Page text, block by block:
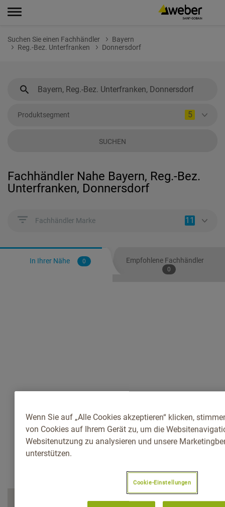
Suchen Sie einen Fachhändler
Bayern
Reg.-Bez. Unterfranken
Donnersdorf
Produktsegment 5
SUCHEN
Fachhändler Nahe Bayern, Reg.-Bez.
Unterfranken, Donnersdorf
Fachhändler Marke 11
In Ihrer Nähe 0 Empfohlene Fachhändler
0
Wenn Sie auf „Alle Cookies akzeptieren“ klicken,
von Cookies auf Ihrem Gerät zu, um die
Websitenutzung zu analysieren und unsere
unterstützen.
Cookie-Einstellungen